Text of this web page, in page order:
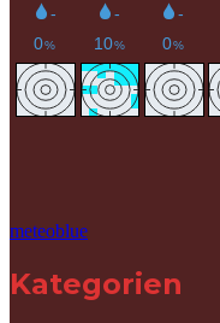
meteoblue
Kategorien